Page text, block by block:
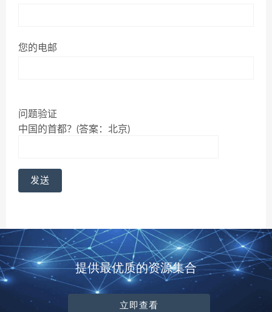
您的电邮
问题验证
中国的首都？(答案：北京)
提供最优质的资源集合
立即查看